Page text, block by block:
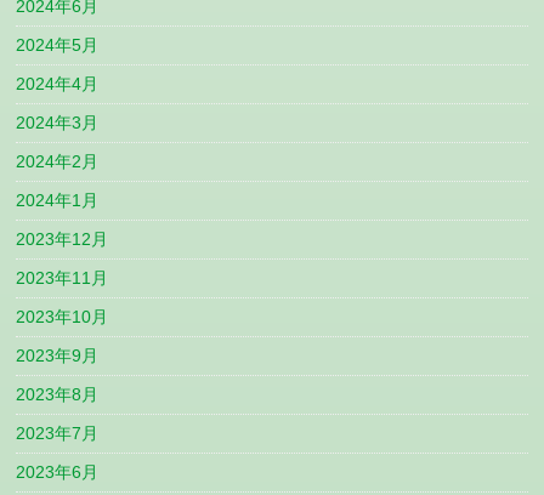
2024年6月
2024年5月
2024年4月
2024年3月
2024年2月
2024年1月
2023年12月
2023年11月
2023年10月
2023年9月
2023年8月
2023年7月
2023年6月